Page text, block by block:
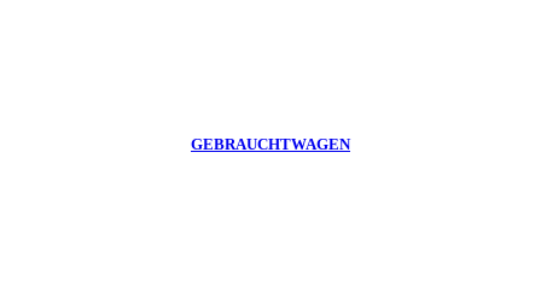
GEBRAUCHTWAGEN